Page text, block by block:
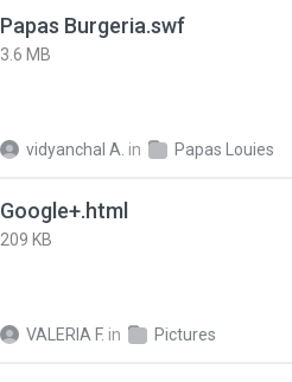
Papas Burgeria.swf
3.6 MB
vidyanchal A. in Papas Louies
Google+.html
209 KB
VALERIA F. in Pictures